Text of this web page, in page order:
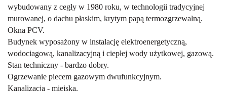
wybudowany z cegły w 1980 roku, w technologii tradycyjnej
murowanej, o dachu płaskim, krytym papą termozgrzewalną.
Okna PCV.
Budynek wyposażony w instalację elektroenergetyczną,
wodociagową, kanalizacyjną i ciepłej wody użytkowej, gazową.
Stan techniczny - bardzo dobry.
Ogrzewanie piecem gazowym dwufunkcyjnym.
Kanalizacja - miejska.